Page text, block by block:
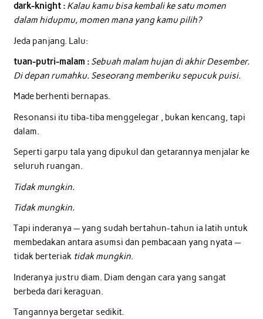
dark-knight : Kalau kamu bisa kembali ke satu momen
dalam hidupmu, momen mana yang kamu pilih?
Jeda panjang. Lalu:
tuan-putri-malam : Sebuah malam hujan di akhir Desember.
Di depan rumahku. Seseorang memberiku sepucuk puisi.
Made berhenti bernapas.
Resonansi itu tiba-tiba menggelegar , bukan kencang, tapi
dalam.
Seperti garpu tala yang dipukul dan getarannya menjalar ke
seluruh ruangan.
Tidak mungkin.
Tidak mungkin.
Tapi inderanya — yang sudah bertahun-tahun ia latih untuk
membedakan antara asumsi dan pembacaan yang nyata —
tidak berteriak tidak mungkin.
Inderanya justru diam. Diam dengan cara yang sangat
berbeda dari keraguan.
Tangannya bergetar sedikit.